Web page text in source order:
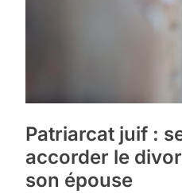
Patriarcat juif :
accorder le
son épouse